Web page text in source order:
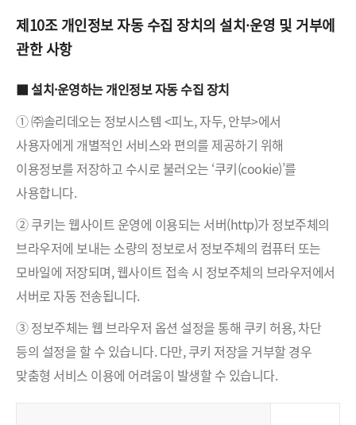
제10조 개인정보 자동 수집 장치의 설치·운영 및 거부에
관한 사항
■ 설치·운영하는 개인정보 자동 수집 장치
① ㈜솔리데오는 정보시스템 <피노, 자두, 안부>에서
사용자에게 개별적인 서비스와 편의를 제공하기 위해
이용정보를 저장하고 수시로 불러오는 ‘쿠키(cookie)’를
사용합니다.
② 쿠키는 웹사이트 운영에 이용되는 서버(http)가 정보주체의
브라우저에 보내는 소량의 정보로서 정보주체의 컴퓨터 또는
모바일에 저장되며, 웹사이트 접속 시 정보주체의 브라우저에서
서버로 자동 전송됩니다.
③ 정보주체는 웹 브라우저 옵션 설정을 통해 쿠키 허용, 차단
등의 설정을 할 수 있습니다. 다만, 쿠키 저장을 거부할 경우
맞춤형 서비스 이용에 어려움이 발생할 수 있습니다.